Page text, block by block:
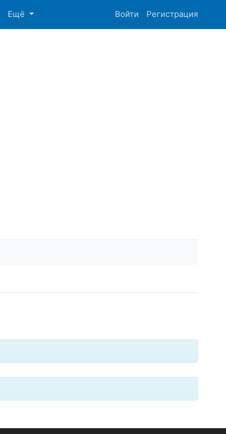
Ещё Войти Регистрация